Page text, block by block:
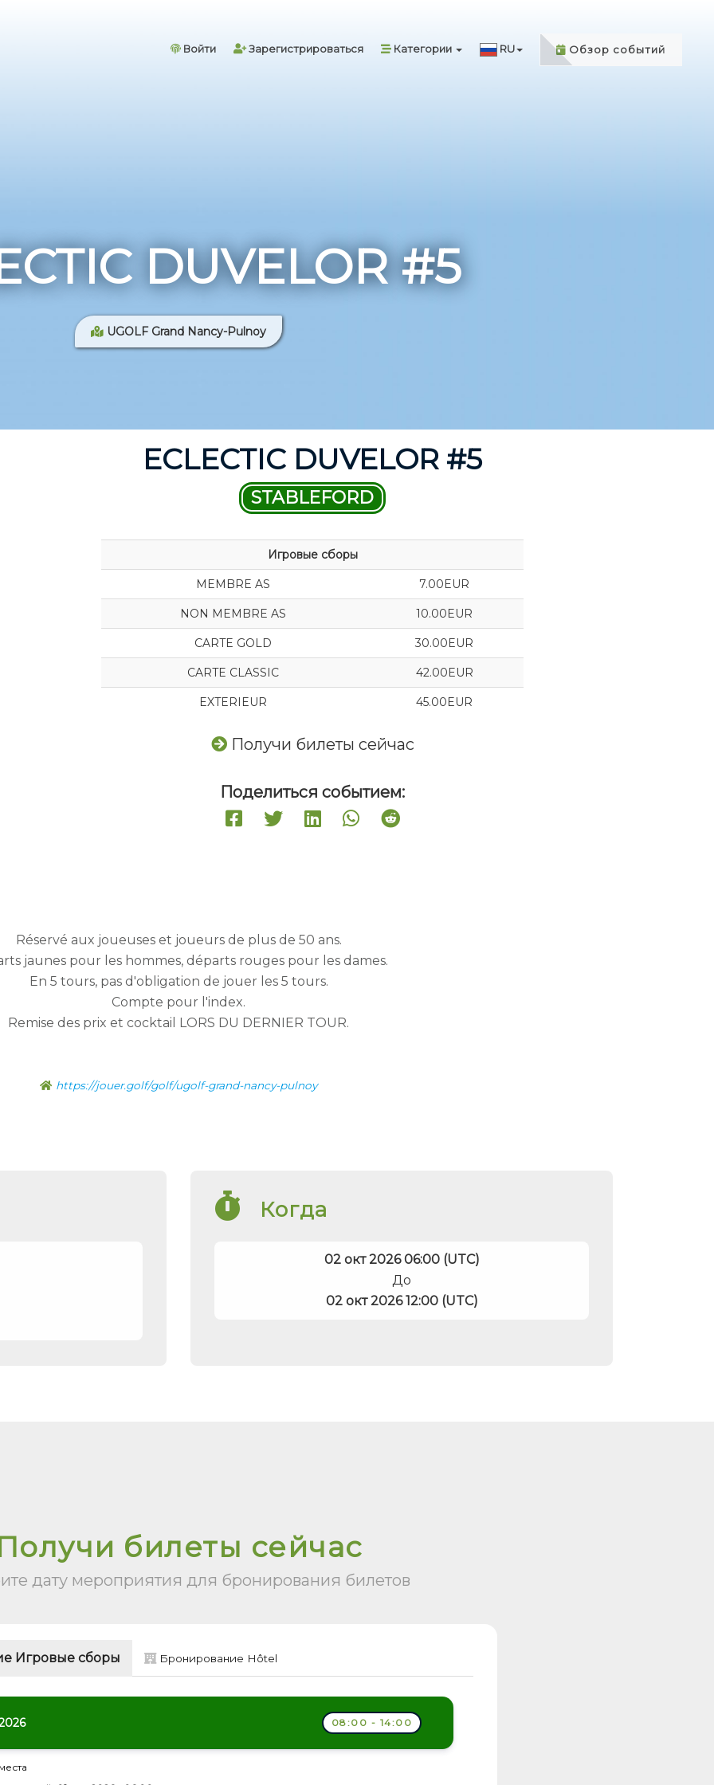
Войти Зарегистрироваться Категории RU Обзор событий
DUVELOR #5
UGOLF Grand Nancy-Pulnoy
ECLECTIC DUVELOR #5
STABLEFORD
Игровые сборы
MEMBRE AS 7.00EUR
NON MEMBRE AS 10.00EUR
CARTE GOLD 30.00EUR
CARTE CLASSIC 42.00EUR
EXTERIEUR 45.00EUR
Получи билеты сейчас
Поделиться событием:
Réservé aux joueuses et joueurs de plus de 50 ans.
jaunes pour les hommes, départs rouges pour les dames.
En 5 tours, pas d'obligation de jouer les 5 tours.
Compte pour l'index.
Remise des prix et cocktail LORS DU DERNIER TOUR.
https://jouer.golf/golf/ugolf-grand-nancy-pulnoy
Когда
02 окт 2026 06:00 (UTC)
До
02 окт 2026 12:00 (UTC)
билеты сейчас
дату мероприятия для бронирования билетов
Игровые сборы Бронирование Hôtel
08:00 - 14:00